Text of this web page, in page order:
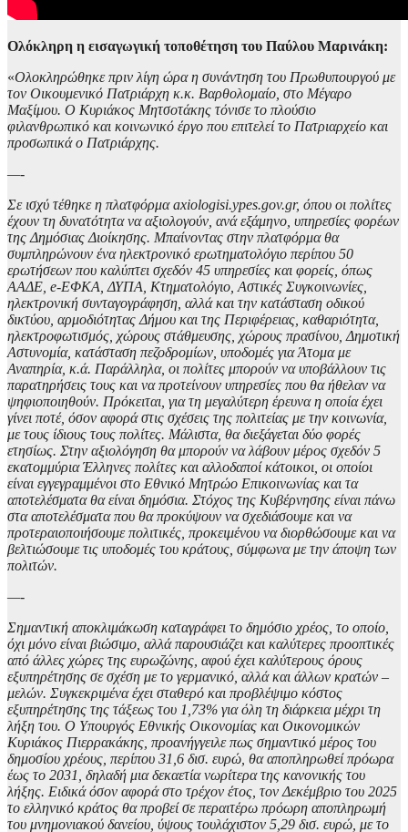
Ολόκληρη η εισαγωγική τοποθέτηση του Παύλου Μαρινάκη:
«Ολοκληρώθηκε πριν λίγη ώρα η συνάντηση του Πρωθυπουργού με
τον Οικουμενικό Πατριάρχη κ.κ. Βαρθολομαίο, στο Μέγαρο
Μαξίμου. Ο Κυριάκος Μητσοτάκης τόνισε το πλούσιο
φιλανθρωπικό και κοινωνικό έργο που επιτελεί το Πατριαρχείο και
προσωπικά ο Πατριάρχης.
—-
Σε ισχύ τέθηκε η πλατφόρμα axiologisi.ypes.gov.gr, όπου οι πολίτες
έχουν τη δυνατότητα να αξιολογούν, ανά εξάμηνο, υπηρεσίες φορέων
της Δημόσιας Διοίκησης. Μπαίνοντας στην πλατφόρμα θα
συμπληρώνουν ένα ηλεκτρονικό ερωτηματολόγιο περίπου 50
ερωτήσεων που καλύπτει σχεδόν 45 υπηρεσίες και φορείς, όπως
ΑΑΔΕ, e-ΕΦΚΑ, ΔΥΠΑ, Κτηματολόγιο, Αστικές Συγκοινωνίες,
ηλεκτρονική συνταγογράφηση, αλλά και την κατάσταση οδικού
δικτύου, αρμοδιότητας Δήμου και της Περιφέρειας, καθαριότητα,
ηλεκτροφωτισμός, χώρους στάθμευσης, χώρους πρασίνου, Δημοτική
Αστυνομία, κατάσταση πεζοδρομίων, υποδομές για Άτομα με
Αναπηρία, κ.ά. Παράλληλα, οι πολίτες μπορούν να υποβάλλουν τις
παρατηρήσεις τους και να προτείνουν υπηρεσίες που θα ήθελαν να
ψηφιοποιηθούν. Πρόκειται, για τη μεγαλύτερη έρευνα η οποία έχει
γίνει ποτέ, όσον αφορά στις σχέσεις της πολιτείας με την κοινωνία,
με τους ίδιους τους πολίτες. Μάλιστα, θα διεξάγεται δύο φορές
ετησίως. Στην αξιολόγηση θα μπορούν να λάβουν μέρος σχεδόν 5
εκατομμύρια Έλληνες πολίτες και αλλοδαποί κάτοικοι, οι οποίοι
είναι εγγεγραμμένοι στο Εθνικό Μητρώο Επικοινωνίας και τα
αποτελέσματα θα είναι δημόσια. Στόχος της Κυβέρνησης είναι πάνω
στα αποτελέσματα που θα προκύψουν να σχεδιάσουμε και να
προτεραιοποιήσουμε πολιτικές, προκειμένου να διορθώσουμε και να
βελτιώσουμε τις υποδομές του κράτους, σύμφωνα με την άποψη των
πολιτών.
—-
Σημαντική αποκλιμάκωση καταγράφει το δημόσιο χρέος, το οποίο,
όχι μόνο είναι βιώσιμο, αλλά παρουσιάζει και καλύτερες προοπτικές
από άλλες χώρες της ευρωζώνης, αφού έχει καλύτερους όρους
εξυπηρέτησης σε σχέση με το γερμανικό, αλλά και άλλων κρατών –
μελών. Συγκεκριμένα έχει σταθερό και προβλέψιμο κόστος
εξυπηρέτησης της τάξεως του 1,73% για όλη τη διάρκεια μέχρι τη
λήξη του. Ο Υπουργός Εθνικής Οικονομίας και Οικονομικών
Κυριάκος Πιερρακάκης, προανήγγειλε πως σημαντικό μέρος του
δημοσίου χρέους, περίπου 31,6 δισ. ευρώ, θα αποπληρωθεί πρόωρα
έως το 2031, δηλαδή μια δεκαετία νωρίτερα της κανονικής του
λήξης. Ειδικά όσον αφορά στο τρέχον έτος, τον Δεκέμβριο του 2025
το ελληνικό κράτος θα προβεί σε περαιτέρω πρόωρη αποπληρωμή
του μνημονιακού δανείου, ύψους τουλάχιστον 5,29 δισ. ευρώ, με το